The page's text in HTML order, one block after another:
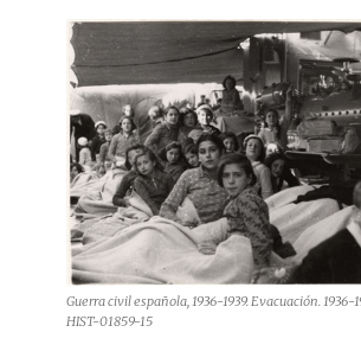
Guerra civil española, 1936-1939. Evacuación. 1936-
HIST-01859-15